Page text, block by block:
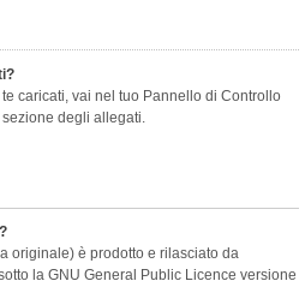
caricati, vai nel tuo Pannello di Controllo
degli allegati.
originale) è prodotto e rilasciato da
la GNU General Public Licence versione